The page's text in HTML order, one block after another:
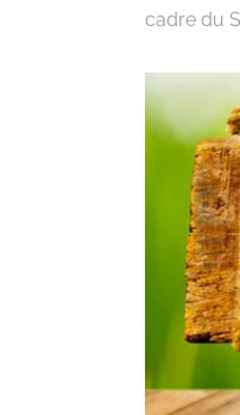
cadre du